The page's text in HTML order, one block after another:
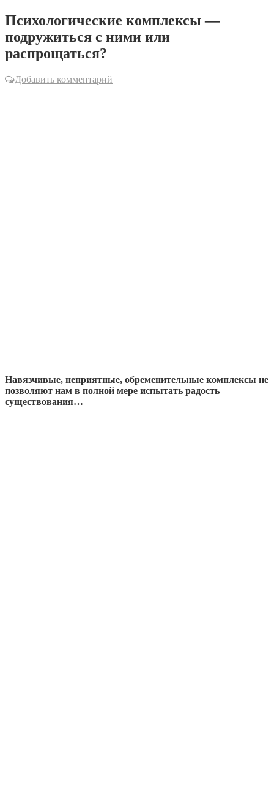
Психологические комплексы —
подружиться с ними или
распрощаться?
Добавить комментарий
Навязчивые, неприятные, обременительные комплексы не
позволяют нам в полной мере испытать радость
существования…